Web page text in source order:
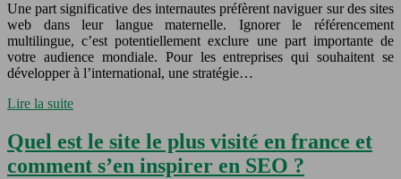
Une part significative des internautes préfèrent naviguer sur des sites
web dans leur langue maternelle. Ignorer le référencement
multilingue, c’est potentiellement exclure une part importante de
votre audience mondiale. Pour les entreprises qui souhaitent se
développer à l’international, une stratégie…
Lire la suite
Quel est le site le plus visité en france et
comment s’en inspirer en SEO ?